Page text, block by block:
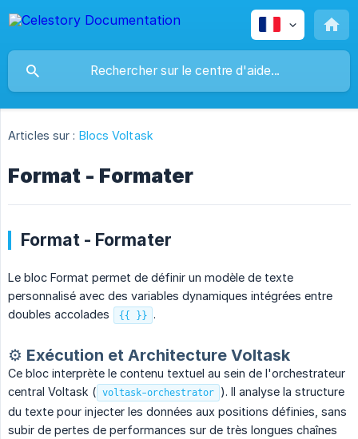
Articles sur : Blocs Voltask
Format - Formater
Format - Formater
Le bloc Format permet de définir un modèle de texte
personnalisé avec des variables dynamiques intégrées entre
doubles accolades
{{ }} .
⚙️ Exécution et Architecture Voltask
Ce bloc interprète le contenu textuel au sein de l'orchestrateur
central Voltask ( voltask-orchestrator ). Il analyse la structure
du texte pour injecter les données aux positions définies, sans
subir de pertes de performances sur de très longues chaînes